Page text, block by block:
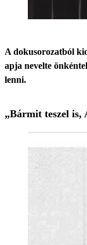
A dokusorozatból
apja nevelte
lenni.
„Bármit teszel is,